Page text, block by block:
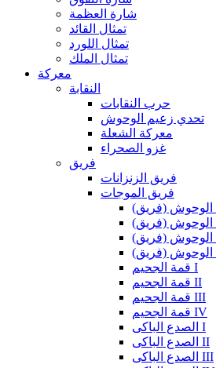
شارة العظمة
تمثال القائد
تمثال اللورد
تمثال الملك
معركة
النقابة
حرب النقابات
تحدي زعيم الوحوش
معركة الشعلة
غزو الصحراء
فريق
فريق الزنزانات
فريق الموجات
قمة الجحيم I
قمة الجحيم II
قمة الجحيم III
قمة الجحيم IV
الصدع الباكى I
الصدع الباكى II
الصدع الباكى III